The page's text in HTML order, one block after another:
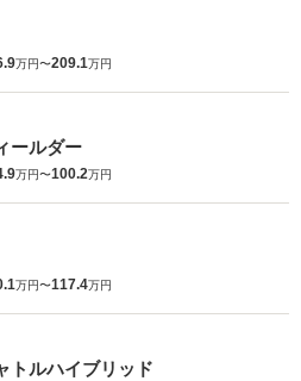
万円〜209.1万円
ールダー
万円〜100.2万円
万円〜117.4万円
トルハイブリッド